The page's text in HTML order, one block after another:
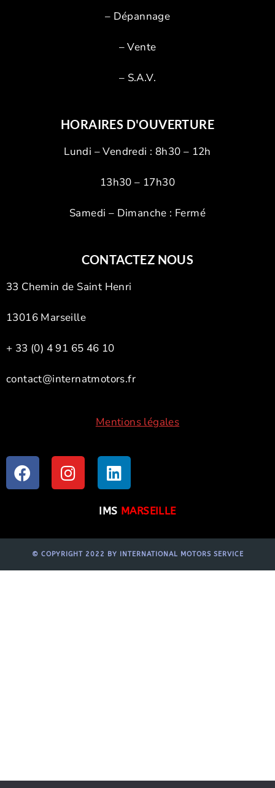
– Dépannage
–Vente
– S.A.V.
HORAIRES D'OUVERTURE
Lundi – Vendredi : 8h30 – 12h
13h30 – 17h30
Samedi – Dimanche : Fermé
CONTACTEZ NOUS
33 Chemin de Saint Henri
13016 Marseille
+ 33 (0) 4 91 65 46 10
contact@internatmotors.fr
Mentions légales
IMS MARSEILLE
© COPYRIGHT 2022 BY INTERNATIONAL MOTORS SERVICE